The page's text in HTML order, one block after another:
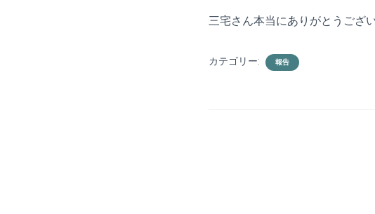
三宅さん本当にありがとうござい
カテゴリー: 報告